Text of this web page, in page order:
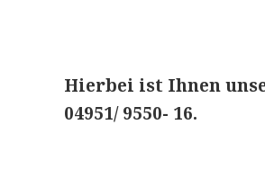
Hierbei ist Ihnen
04951/ 9550- 16.